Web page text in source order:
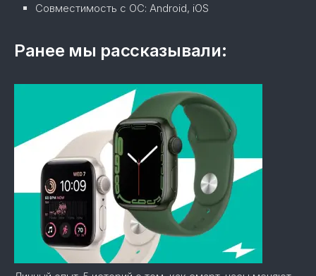
Совместимость с ОС: Android, iOS
Ранее мы рассказывали: